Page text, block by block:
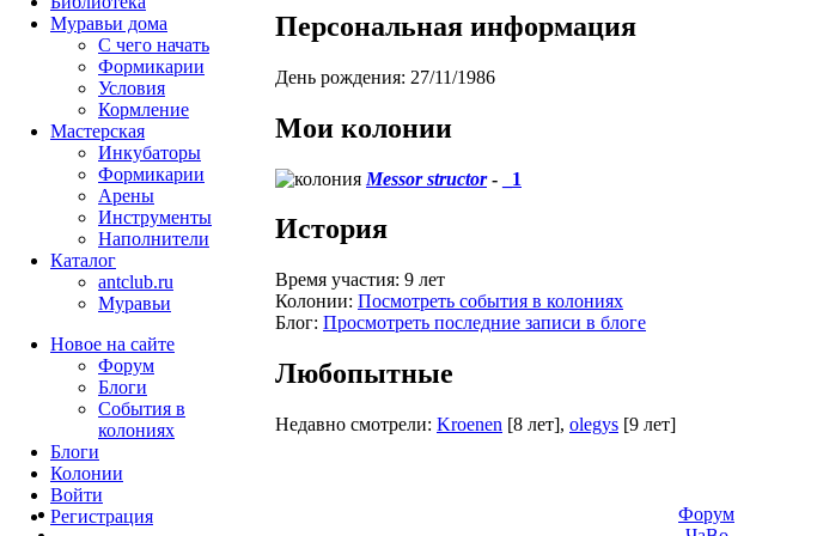
Персональная информация
День рождения: 27/11/1986
Мои колонии
Messor structor- _1
История
Время участия: 9 лет
Колонии: Посмотреть события в колониях
Блог: Просмотреть последние записи в блоге
Любопытные
Недавно смотрели: Kroenen [8 лет], olegys [9 лет]
Муравьи дома
С чего начать
Формикарии
Условия
Кормление
Мастерская
Инкубаторы
Формикарии
Арены
Инструменты
Наполнители
Каталог
antclub.ru
Муравьи
Новое на сайте
Форум
Блоги
События в
колониях
Блоги
Колонии
Войти
Peгиcтpaция
Форум